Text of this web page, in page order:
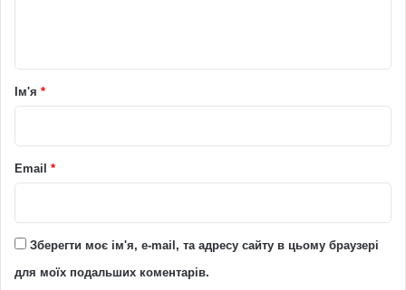
рІм'я *
Email *
Зберегти моє ім'я, e-mail, та адресу сайту в цьому браузері
для моїх подальших коментарів.